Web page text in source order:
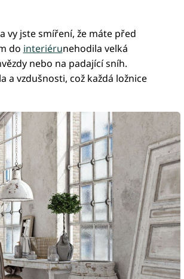
vy jste smíření, že máte před
do interiérunehodila velká
nebo na padající sníh.
a vzdušnosti, což každá ložnice